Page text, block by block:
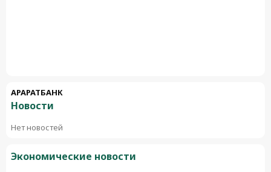
АРАРАТБАНК
Новости
Нет новостей
Экономические новости